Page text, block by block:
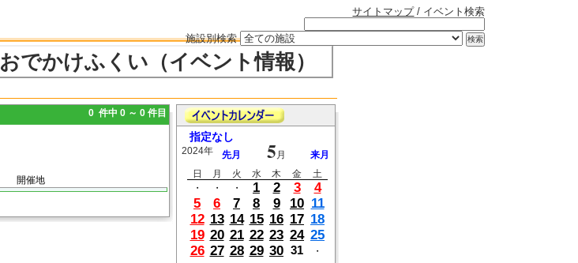
サイトマップ/ イベント検索
施設別検索
おでかけふくい（イベント情報）
0 件中 0 ～ 0 件目
開催地
指定なし
2024年 先月 5 月
来月
日
月 火 水 木 金
土
・
・ ・ 1 2 3
4
5
6 7 8 9 10 11
12 13 14 15 16 17 18
19 20 21 22 23 24 25
26 27 28 29 30 31 ・